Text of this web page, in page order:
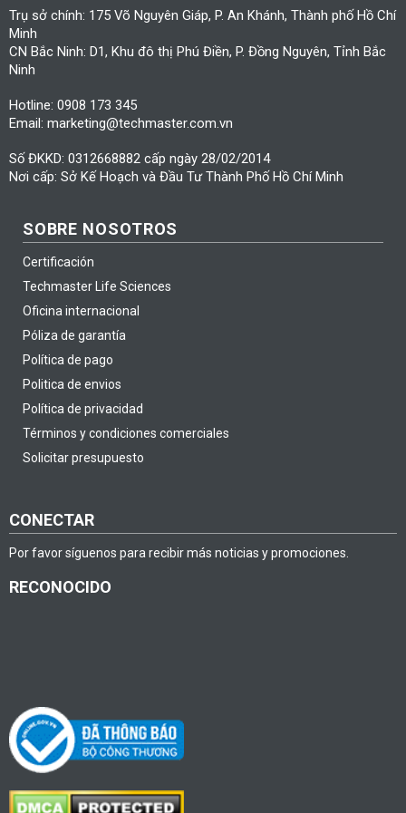
Trụ sở chính: 175 Võ Nguyên Giáp, P. An Khánh, Thành phố Hồ Chí
Minh
CN Bắc Ninh: D1, Khu đô thị Phú Điền, P. Đồng Nguyên, Tỉnh Bắc
Ninh
Hotline: 0908 173 345
Email: marketing@techmaster.com.vn
Số ĐKKD: 0312668882 cấp ngày 28/02/2014
Nơi cấp: Sở Kế Hoạch và Đầu Tư Thành Phố Hồ Chí Minh
SOBRE NOSOTROS
Certificación
Techmaster Life Sciences
Oficina internacional
Póliza de garantía
Política de pago
Politica de envios
Política de privacidad
Términos y condiciones comerciales
Solicitar presupuesto
CONECTAR
Por favor síguenos para recibir más noticias y promociones.
RECONOCIDO